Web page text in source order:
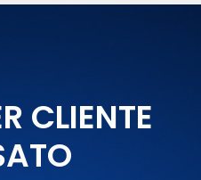
CLIENTE